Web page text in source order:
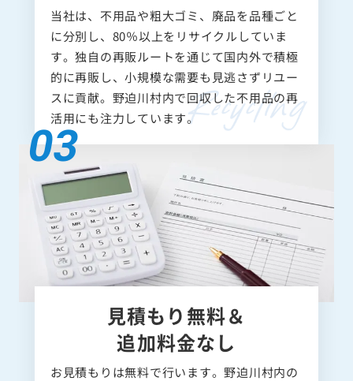
当社は、不用品や粗大ゴミ、廃品を品種ごと
に分別し、80％以上をリサイクルしていま
す。独自の再販ルートを通じて国内外で積極
的に再販し、小規模な需要も見逃さずリユー
スに貢献。野迫川村内で回収した不用品の再
活用にも注力しています。
見積もり無料＆
追加料金なし
お見積もりは無料で行います。野迫川村内の